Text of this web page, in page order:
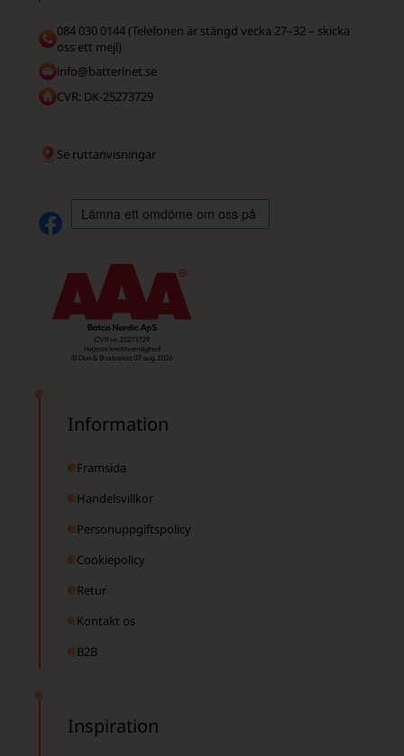
084 030 0144 (Telefonen är stängd vecka 27–32 – skicka
oss ett mejl)
info@batterinet.se
CVR: DK-25273729
Se ruttanvisningar
Information
Framsida
Handelsvillkor
Personuppgiftspolicy
Cookiepolicy
Retur
Kontakt os
B2B
Inspiration